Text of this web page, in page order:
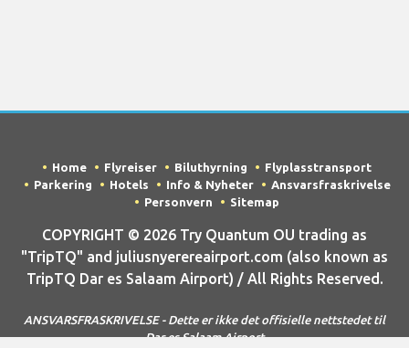
Home Flyreiser Biluthyrning
Flyplasstransport
Parkering
Hotels Info & Nyheter
Ansvarsfraskrivelse
Personvern
Sitemap
COPYRIGHT © 2026 Try Quantum OU trading as
"TripTQ" and juliusnyerereairport.com (also known as
TripTQ Dar es Salaam Airport) / All Rights Reserved.
ANSVARSFRASKRIVELSE - Dette er ikke det offisielle nettstedet til
Dar es Salaam Airport